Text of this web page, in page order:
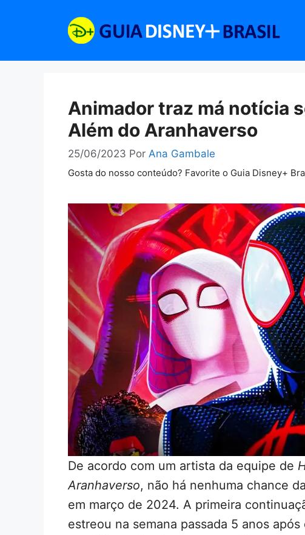
Animador traz má notícia
Além do Aranhaverso
25/06/2023 Por Ana Gambale
Gosta do nosso conteúdo? Favorite o Guia Disney+
De acordo com um artista da equipe de
Aranhaverso, não há nenhuma chance
em março de 2024. A primeira
estreou na semana passada 5 anos